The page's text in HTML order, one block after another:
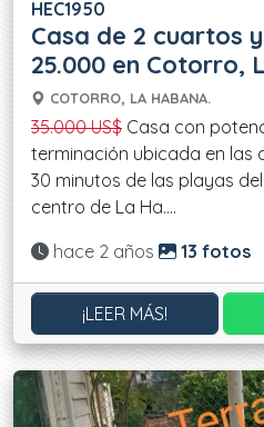
HEC1950
Casa de 2 cuartos
25.000 en Cotorro,
COTORRO, LA HABANA.
35.000 US$ Casa con
terminación ubicada en las
30 minutos de las playas
centro de La Ha....
Actualizado:
hace 2 años 13 fotos
¡LEER MÁS!